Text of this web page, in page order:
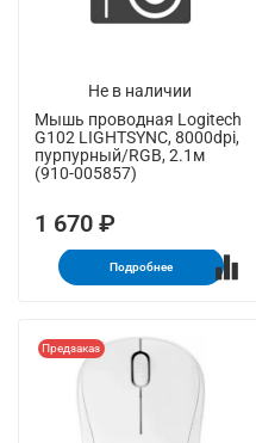
Не в наличии
Мышь проводная Logitech
G102 LIGHTSYNC, 8000dpi,
пурпурный/RGB, 2.1м
(910-005857)
1 670 ₽
Подробнее
Предзаказ